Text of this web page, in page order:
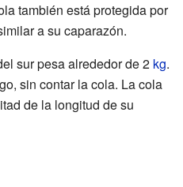
también está protegida por
a su caparazón.
sur pesa alrededor de 2 kg.
sin contar la cola. La cola
de la longitud de su